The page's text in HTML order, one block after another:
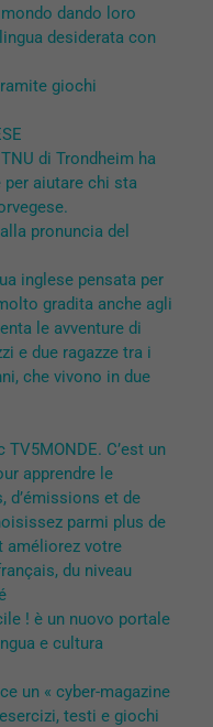
dando loro
desiderata con
giochi
di Trondheim ha
aiutare chi sta
pronuncia del
inglese pensata per
gradita anche agli
le avventure di
e due ragazze tra i
che vivono in due
C’est un
apprendre le
d’émissions et de
parmi plus de
améliorez votre
du niveau
! è un nuovo portale
e cultura
un « cyber-magazine
testi e giochi